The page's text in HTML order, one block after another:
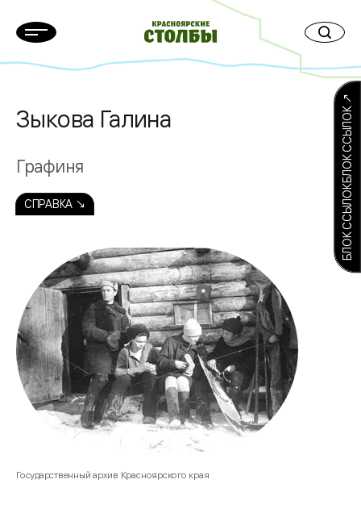
Зыкова Галина
Графиня
СПРАВКА ↘
Государственный архив Красноярского края
БЛОК ССЫЛОКБЛОК ССЫЛОК ↗